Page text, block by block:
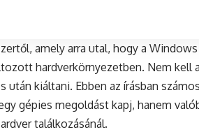
amely arra utal, hogy a
hardverkörnyezetben. Nem kell
kiáltani. Ebben az írásban
gépies megoldást kapj, hanem
találkozásánál.